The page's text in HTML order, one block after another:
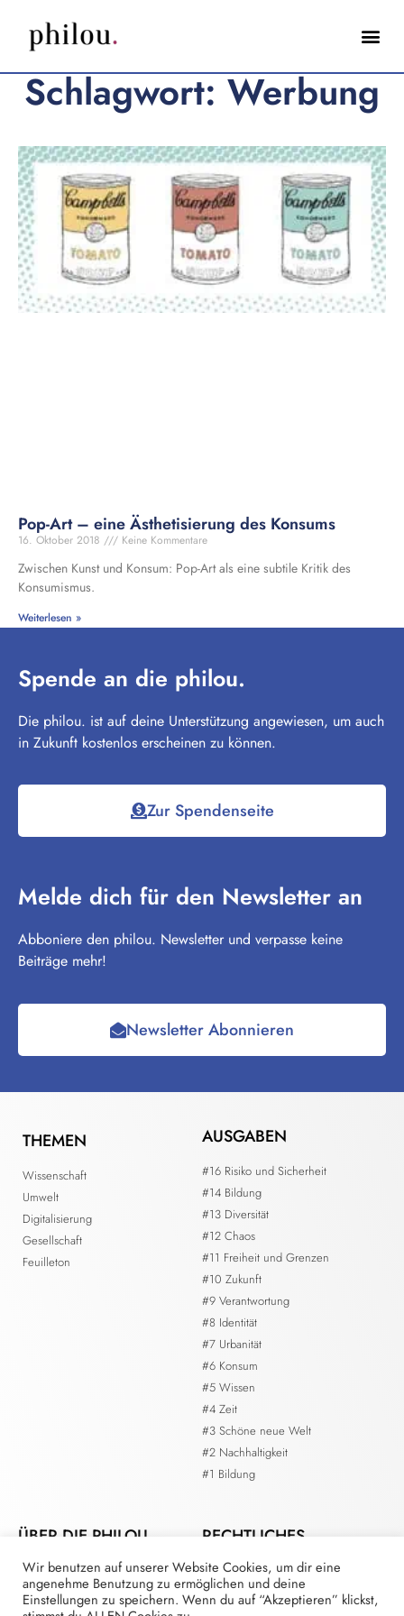
Schlagwort: Werbung
Pop-Art – eine Ästhetisierung des Konsums
16. Oktober 2018 Keine Kommentare
Zwischen Kunst und Konsum: Pop-Art als eine subtile Kritik des
Konsumismus.
Weiterlesen »
Spende an die philou.
Die philou. ist auf deine Unterstützung angewiesen, um auch
in Zukunft kostenlos erscheinen zu können.
Zur Spendenseite
Melde dich für den Newsletter an
Abboniere den philou. Newsletter und verpasse keine
Beiträge mehr!
Newsletter Abonnieren
THEMEN
Wissenschaft
Umwelt
Digitalisierung
Gesellschaft
Feuilleton
AUSGABEN
#16 Risiko und Sicherheit
#14 Bildung
#13 Diversität
#12 Chaos
#11 Freiheit und Grenzen
#10 Zukunft
#9 Verantwortung
#8 Identität
#7 Urbanität
#6 Konsum
#5 Wissen
#4 Zeit
#3 Schöne neue Welt
#2 Nachhaltigkeit
#1 Bildung
ÜBER DIE PHILOU.
Kontakt
Die Redaktion
RECHTLICHES
Impressum
Datenschutzerklärung
Wir benutzen auf unserer Website Cookies, um dir eine
angenehme Benutzung zu ermöglichen und deine
Einstellungen zu speichern. Wenn du auf “Akzeptieren” klickst,